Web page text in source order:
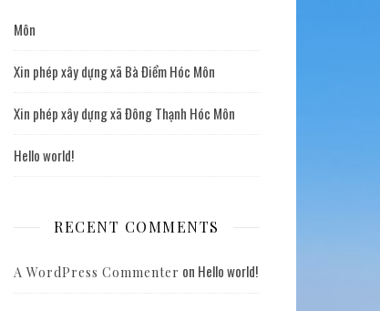
Môn
Xin phép xây dựng xã Bà Điểm Hóc Môn
Xin phép xây dựng xã Đông Thạnh Hóc Môn
Hello world!
RECENT COMMENTS
A WordPress Commenter on Hello world!